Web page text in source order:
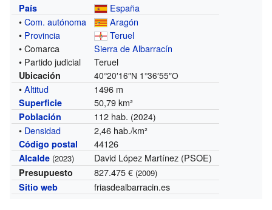
País
España
•Com. autónoma
Aragón
• Provincia
Teruel
• Comarca
Sierra de Albarracín
• Partido judicial
Teruel
Ubicación 40°20′16″N 1°36′55″O
•Altitud 1496 m
Superficie 50,79 km²
Población 112 hab. (2024)
• Densidad 2,46 hab./km²
Código postal 44126
Alcalde (2023) David López Martínez (PSOE)
Presupuesto 827.475 € (2009)
Sitio web friasdealbarracin.es